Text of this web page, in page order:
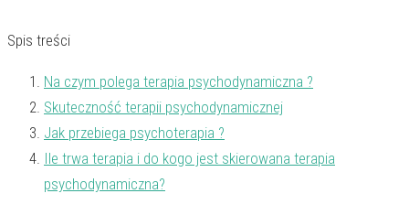
Spis treści
Na czym polega terapia psychodynamiczna ?
Skuteczność terapii psychodynamicznej
Jak przebiega psychoterapia ?
Ile trwa terapia i do kogo jest skierowana terapia
psychodynamiczna?